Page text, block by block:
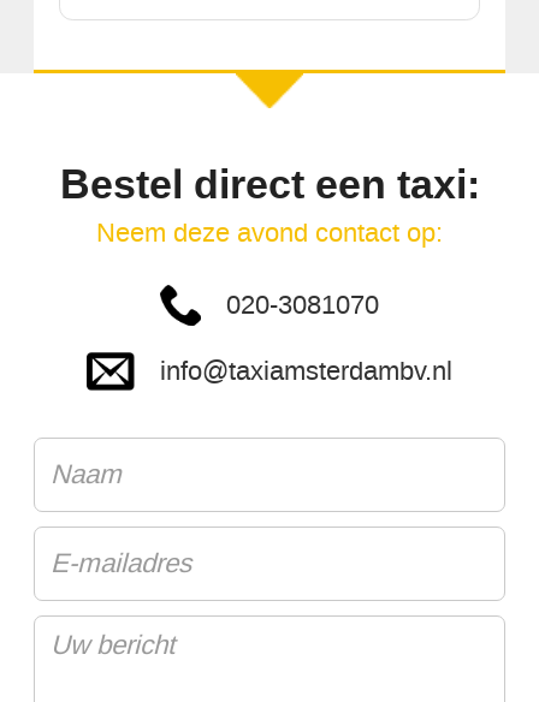
Bestel direct een taxi:
Neem deze avond contact op:
020-3081070
info@taxiamsterdambv.nl